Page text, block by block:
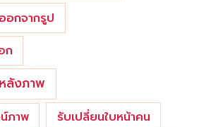
กจากรูป
ก
ลังภาพ
ภาพ รับเปลี่ยนใบหน้าคน